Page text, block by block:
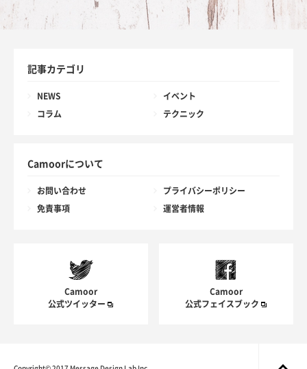
記事カテゴリ
NEWS イベント
コラム テクニック
Camoorについて
お問い合わせ プライバシーポリシー
免責事項 運営者情報
Camoor
公式ツイッター
Camoor
公式フェイスブック